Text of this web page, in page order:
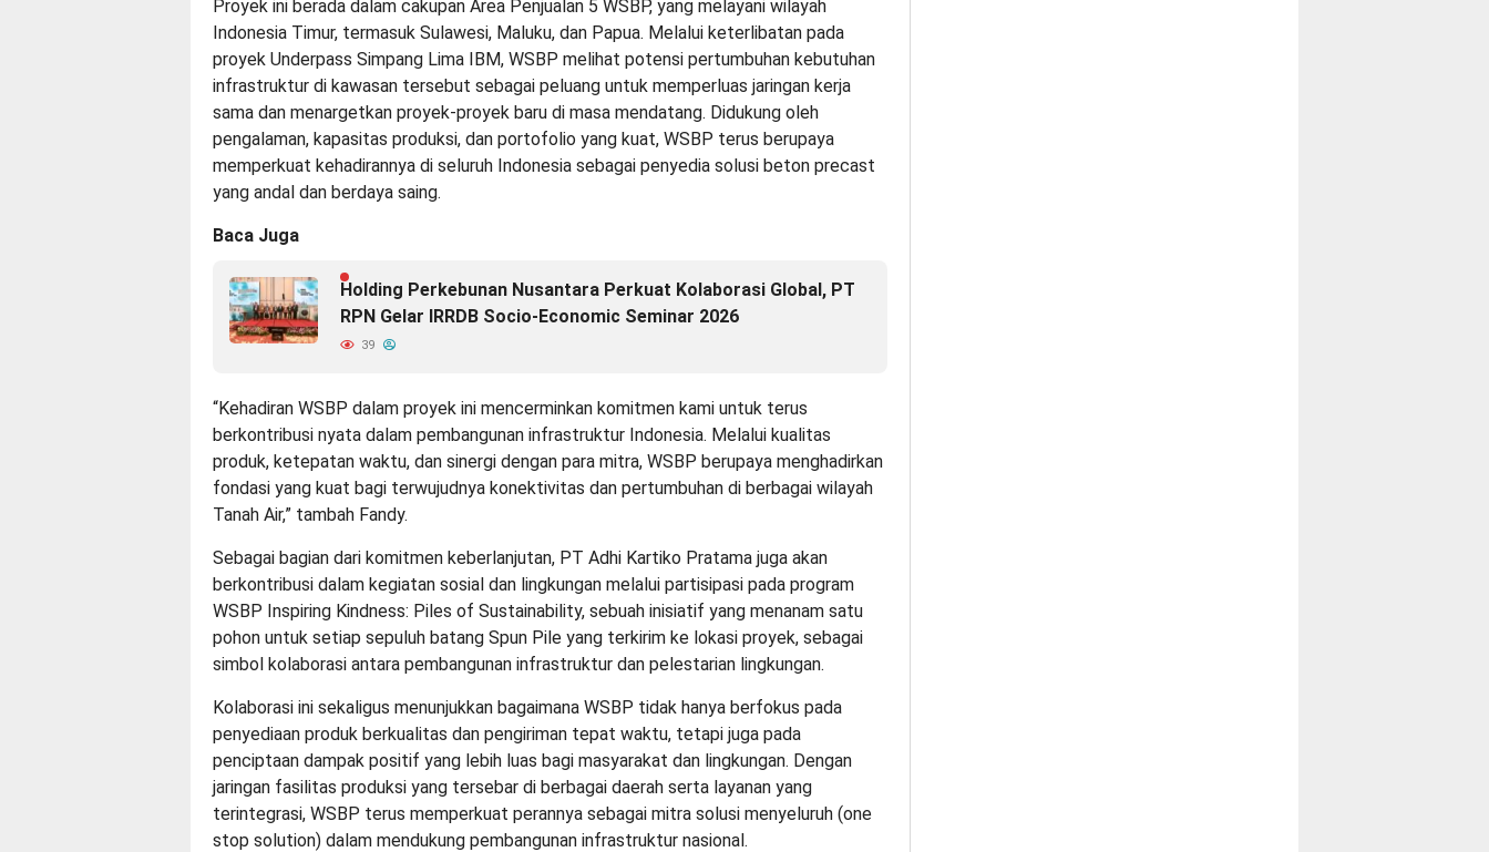
Proyek ini berada dalam cakupan Area Penjualan 5 WSBP, yang melayani wilayah
Indonesia Timur, termasuk Sulawesi, Maluku, dan Papua. Melalui keterlibatan pada
proyek Underpass Simpang Lima IBM, WSBP melihat potensi pertumbuhan kebutuhan
infrastruktur di kawasan tersebut sebagai peluang untuk memperluas jaringan kerja
sama dan menargetkan proyek-proyek baru di masa mendatang. Didukung oleh
pengalaman, kapasitas produksi, dan portofolio yang kuat, WSBP terus berupaya
memperkuat kehadirannya di seluruh Indonesia sebagai penyedia solusi beton precast
yang andal dan berdaya saing.
Baca Juga
Holding Perkebunan Nusantara Perkuat Kolaborasi Global, PT
RPN Gelar IRRDB Socio-Economic Seminar 2026
39
“Kehadiran WSBP dalam proyek ini mencerminkan komitmen kami untuk terus
berkontribusi nyata dalam pembangunan infrastruktur Indonesia. Melalui kualitas
produk, ketepatan waktu, dan sinergi dengan para mitra, WSBP berupaya menghadirkan
fondasi yang kuat bagi terwujudnya konektivitas dan pertumbuhan di berbagai wilayah
Tanah Air,” tambah Fandy.
Sebagai bagian dari komitmen keberlanjutan, PT Adhi Kartiko Pratama juga akan
berkontribusi dalam kegiatan sosial dan lingkungan melalui partisipasi pada program
WSBP Inspiring Kindness: Piles of Sustainability, sebuah inisiatif yang menanam satu
pohon untuk setiap sepuluh batang Spun Pile yang terkirim ke lokasi proyek, sebagai
simbol kolaborasi antara pembangunan infrastruktur dan pelestarian lingkungan.
Kolaborasi ini sekaligus menunjukkan bagaimana WSBP tidak hanya berfokus pada
penyediaan produk berkualitas dan pengiriman tepat waktu, tetapi juga pada
penciptaan dampak positif yang lebih luas bagi masyarakat dan lingkungan. Dengan
jaringan fasilitas produksi yang tersebar di berbagai daerah serta layanan yang
terintegrasi, WSBP terus memperkuat perannya sebagai mitra solusi menyeluruh (one
stop solution) dalam mendukung pembangunan infrastruktur nasional.